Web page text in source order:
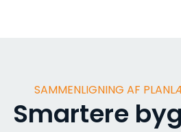
SAMMENLIGNING AF
Smartere